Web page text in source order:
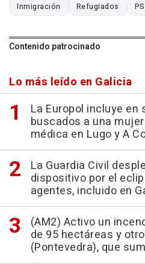
Inmigración Refugiados
Contenido patrocinado
Lo más leído en Galicia
La Europol incluye en
buscados a una
médica en Lugo y A
La Guardia Civil
dispositivo por el
agentes, incluido en
(AM2) Activo un
de 95 hectáreas y
(Pontevedra), que